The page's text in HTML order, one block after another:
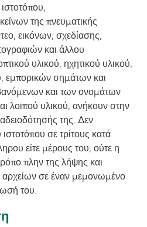
της πνευματικής
εικόνων, σχεδίασης,
και άλλου
υλικού, ηχητικού υλικού,
εμπορικών σημάτων και
και των ονομάτων
λοιπού υλικού, ανήκουν στην
της. Δεν
ιστοτόπου σε τρίτους κατά
είτε μέρους του, ούτε η
πλην της λήψης και
σε έναν μεμονωμένο
του.